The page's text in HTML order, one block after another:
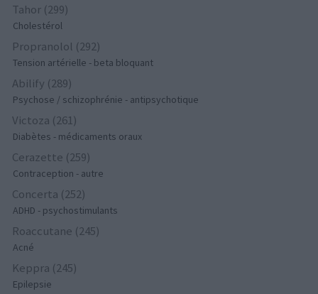
Tahor (299)
Cholestérol
Propranolol (292)
Tension artérielle - beta bloquant
Abilify (289)
Psychose / schizophrénie - antipsychotique
Victoza (261)
Diabètes - médicaments oraux
Cerazette (259)
Contraception - autre
Concerta (252)
ADHD - psychostimulants
Roaccutane (245)
Acné
Keppra (245)
Epilepsie